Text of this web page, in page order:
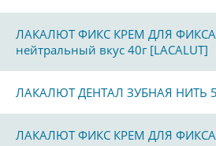
ЛАКАЛЮТ ФИКС КРЕМ ДЛЯ
нейтральный вкус 40г [LACALUT]
ЛАКАЛЮТ ДЕНТАЛ ЗУБНАЯ НИТЬ
ЛАКАЛЮТ ФИКС КРЕМ ДЛЯ